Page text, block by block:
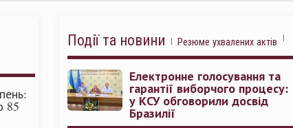
85
Події та новини Резюме ухвалених актів
Електронне голосування та
гарантії виборчого процесу:
у КСУ обговорили досвід
Бразилії